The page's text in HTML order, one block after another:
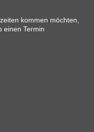
kommen möchten,
einen Termin